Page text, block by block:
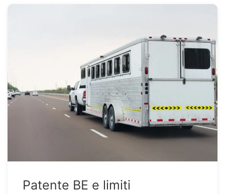
Patente BE e limiti